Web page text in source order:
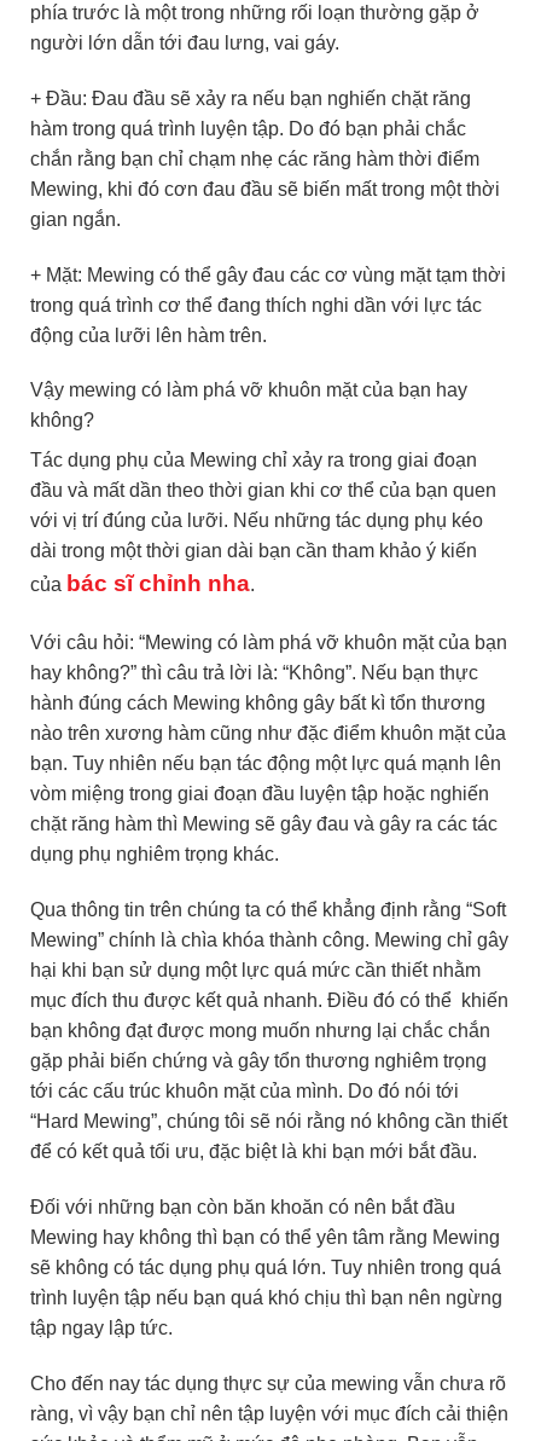
phía trước là một trong những rối loạn thường gặp ở
người lớn dẫn tới đau lưng, vai gáy.
+ Đầu: Đau đầu sẽ xảy ra nếu bạn nghiến chặt răng
hàm trong quá trình luyện tập. Do đó bạn phải chắc
chắn rằng bạn chỉ chạm nhẹ các răng hàm thời điểm
Mewing, khi đó cơn đau đầu sẽ biến mất trong một thời
gian ngắn.
+ Mặt: Mewing có thể gây đau các cơ vùng mặt tạm thời
trong quá trình cơ thể đang thích nghi dần với lực tác
động của lưỡi lên hàm trên.
Vậy mewing có làm phá vỡ khuôn mặt của bạn hay
không?
Tác dụng phụ của Mewing chỉ xảy ra trong giai đoạn
đầu và mất dần theo thời gian khi cơ thể của bạn quen
với vị trí đúng của lưỡi. Nếu những tác dụng phụ kéo
dài trong một thời gian dài bạn cần tham khảo ý kiến
của bác sĩ chỉnh nha.
Với câu hỏi: “Mewing có làm phá vỡ khuôn mặt của bạn
hay không?” thì câu trả lời là: “Không”. Nếu bạn thực
hành đúng cách Mewing không gây bất kì tổn thương
nào trên xương hàm cũng như đặc điểm khuôn mặt của
bạn. Tuy nhiên nếu bạn tác động một lực quá mạnh lên
vòm miệng trong giai đoạn đầu luyện tập hoặc nghiến
chặt răng hàm thì Mewing sẽ gây đau và gây ra các tác
dụng phụ nghiêm trọng khác.
Qua thông tin trên chúng ta có thể khẳng định rằng “Soft
Mewing” chính là chìa khóa thành công. Mewing chỉ gây
hại khi bạn sử dụng một lực quá mức cần thiết nhằm
mục đích thu được kết quả nhanh. Điều đó có thể khiến
bạn không đạt được mong muốn nhưng lại chắc chắn
gặp phải biến chứng và gây tổn thương nghiêm trọng
tới các cấu trúc khuôn mặt của mình. Do đó nói tới
“Hard Mewing”, chúng tôi sẽ nói rằng nó không cần thiết
để có kết quả tối ưu, đặc biệt là khi bạn mới bắt đầu.
Đối với những bạn còn băn khoăn có nên bắt đầu
Mewing hay không thì bạn có thể yên tâm rằng Mewing
sẽ không có tác dụng phụ quá lớn. Tuy nhiên trong quá
trình luyện tập nếu bạn quá khó chịu thì bạn nên ngừng
tập ngay lập tức.
Cho đến nay tác dụng thực sự của mewing vẫn chưa rõ
ràng, vì vậy bạn chỉ nên tập luyện với mục đích cải thiện